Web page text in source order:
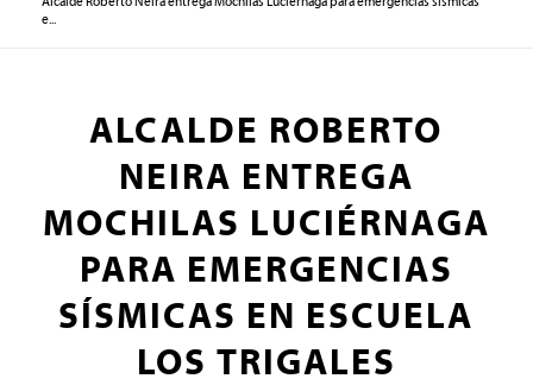
e...
ALCALDE ROBERTO
NEIRA ENTREGA
MOCHILAS LUCIÉRNAGA
PARA EMERGENCIAS
SÍSMICAS EN ESCUELA
LOS TRIGALES